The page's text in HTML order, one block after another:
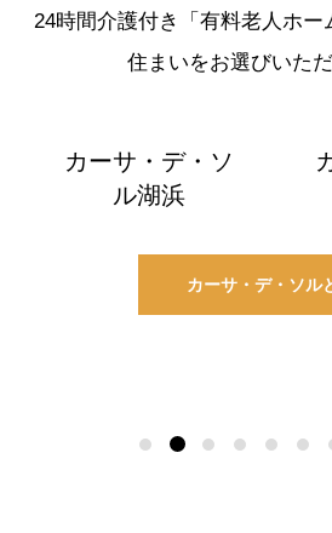
24時間介護付き「有料老人ホー
住まいをお選びいただ
カーサ・デ・ソ
ル湖浜
カーサ・デ・ソル